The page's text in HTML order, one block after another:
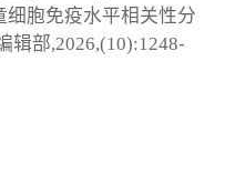
细胞免疫水平相关性分
辑部,2026,(10):1248-